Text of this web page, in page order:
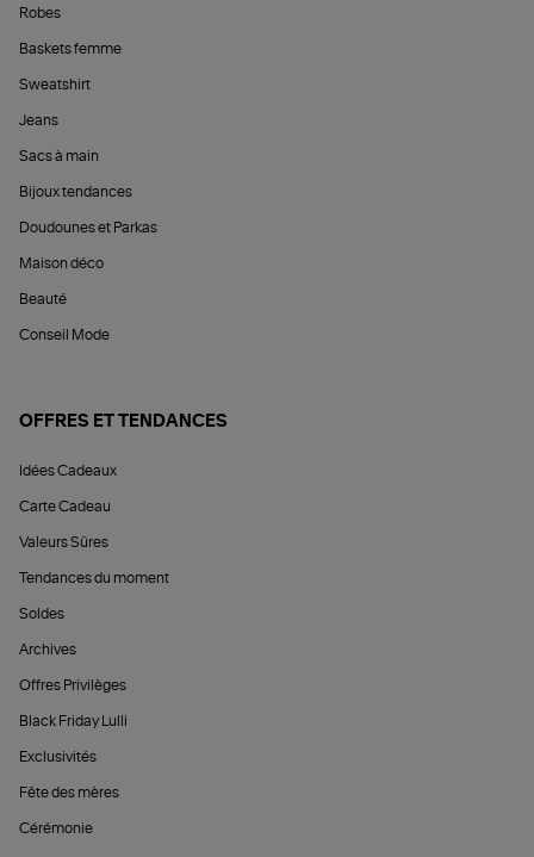
Robes
Baskets femme
Sweatshirt
Jeans
Sacs à main
Bijoux tendances
Doudounes et Parkas
Maison déco
Beauté
Conseil Mode
OFFRES ET TENDANCES
Idées Cadeaux
Carte Cadeau
Valeurs Sûres
Tendances du moment
Soldes
Archives
Offres Privilèges
Black Friday Lulli
Exclusivités
Fête des mères
Cérémonie